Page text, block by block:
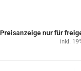
Preisanzeige nur für
inkl.